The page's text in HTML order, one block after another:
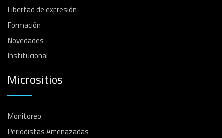
Libertad de expresión
Formación
Novedades
Institucional
Micrositios
Monitoreo
Periodistas Amenazadas